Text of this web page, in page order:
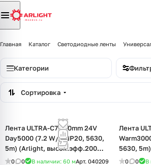
Главная Каталог Светодиодные ленты
Категории
Сортировка
Лента ULTRA-C72-10mm 24V
Day5000 (7.2 W/m, IP20, 5630,
5m) (Arlight, высок.эфф.200
лм/Вт)
0 0 В наличии: 60 мАрт. 040209
Лента
5630,
0 0 В